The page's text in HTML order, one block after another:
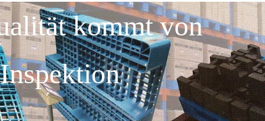
kommt von